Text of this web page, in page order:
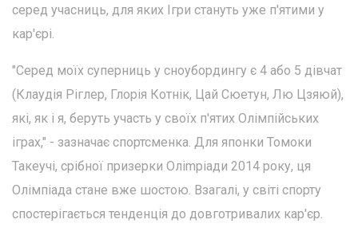
серед учасниць, для яких Ігри стануть уже п'ятими у
кар'єрі.
"Серед моїх суперниць у сноубордингу є 4 або 5 дівчат
(Клаудія Ріглер, Глорія Котнік, Цай Сюетун, Лю Цзяюй),
які, як і я, беруть участь у своїх п'ятих Олімпійських
іграх," - зазначає спортсменка. Для японки Томоки
Такеучі, срібної призерки Оліmpіади 2014 року, ця
Олімпіада стане вже шостою. Взагалі, у світі спорту
спостерігається тенденція до довготривалих кар'єр.